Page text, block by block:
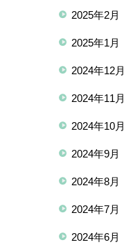
2025年2月
2025年1月
2024年12月
2024年11月
2024年10月
2024年9月
2024年8月
2024年7月
2024年6月